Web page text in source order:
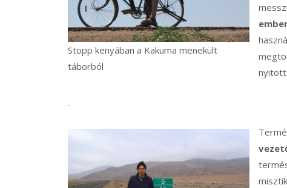
Stopp kenyában a Kakuma menekült
táborból
nyitott
.